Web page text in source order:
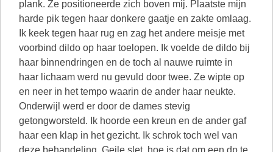
plank. Ze positioneerde zich boven mij. Plaatste mijn
harde pik tegen haar donkere gaatje en zakte omlaag.
Ik keek tegen haar rug en zag het andere meisje met
voorbind dildo op haar toelopen. Ik voelde de dildo bij
haar binnendringen en de toch al nauwe ruimte in
haar lichaam werd nu gevuld door twee. Ze wipte op
en neer in het tempo waarin de ander haar neukte.
Onderwijl werd er door de dames stevig
getongworsteld. Ik hoorde een kreun en de ander gaf
haar een klap in het gezicht. Ik schrok toch wel van
deze behandeling. Geile slet, hoe is dat om een dp te